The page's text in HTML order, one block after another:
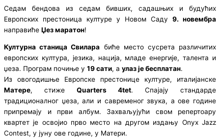
Седам бендова из седам бивших, садашњих и будућих
Европских престоница културе у Новом Саду 9. новембра
направиће Џез маратон!
Културна станица Свилара биће место сусрета различитих
европских култура, језика, нација, младе енергије, талента и
џеза. Програм почиње у 19 сати, а улаз је бесплатан.
Из овогодишње Европске престонице културе, италијанске
Матере, стиже Quarters 4tet. Спајају стандарде
традиционалног џеза, али и савременог звука, а ове године
припремају и први албум. Захваљујући свом репертоару
квартет је освојио прво место на другом издању Onyx Jazz
Contest, у јуну ове године, у Матери.